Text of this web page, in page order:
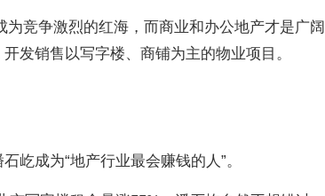
竞争激烈的红海，而商业和办公地产才是广阔
发销售以写字楼、商铺为主的物业项目。
屹成为“地产行业最会赚钱的人”。